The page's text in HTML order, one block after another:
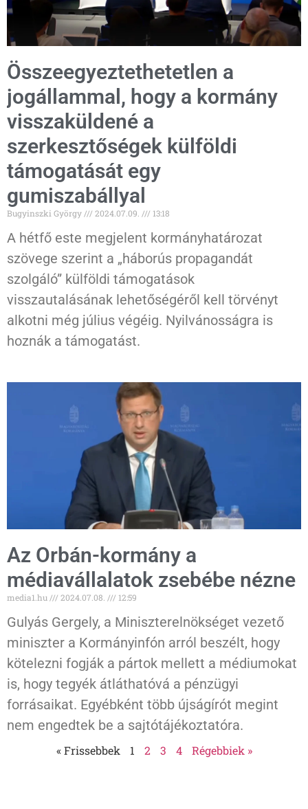
Összeegyeztethetetlen a
jogállammal, hogy a kormány
visszaküldené a
szerkesztőségek külföldi
támogatását egy
gumiszabállyal
Bugyinszki György 2024.07.09. 13:18
A hétfő este megjelent kormányhatározat
szövege szerint a „háborús propagandát
szolgáló” külföldi támogatások
visszautalásának lehetőségéről kell törvényt
alkotni még július végéig. Nyilvánosságra is
hoznák a támogatást.
Az Orbán-kormány a
médiavállalatok zsebébe nézne
media1.hu 2024.07.08. 12:59
Gulyás Gergely, a Miniszterelnökséget vezető
miniszter a Kormányinfón arról beszélt, hogy
kötelezni fogják a pártok mellett a médiumokat
is, hogy tegyék átláthatóvá a pénzügyi
forrásaikat. Egyébként több újságírót megint
nem engedtek be a sajtótájékoztatóra.
« Frissebbek 1 2 3 4 Régebbiek »